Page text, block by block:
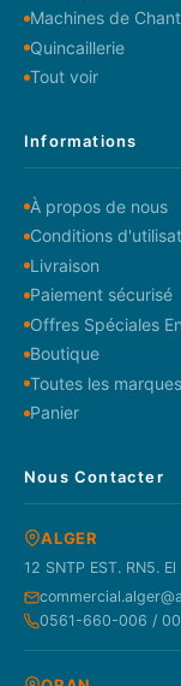
Machines de
Quincaillerie
Tout voir
Informations
À propos de nous
Conditions
Livraison
Paiement sécurisé
Offres Spéciales
Boutique
Toutes les marques
Panier
Nous Contacter
ALGER
12 SNTP EST. RN5.
0561-660-006 /